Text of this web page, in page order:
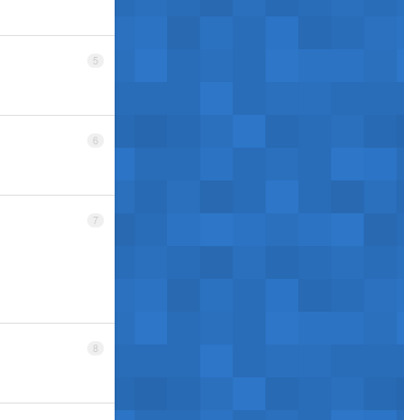
5
6
7
8